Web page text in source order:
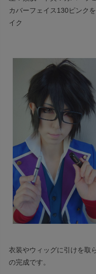
カバーフェイス130ピンク
イク
衣装やウィッグに引けを取
の完成です。